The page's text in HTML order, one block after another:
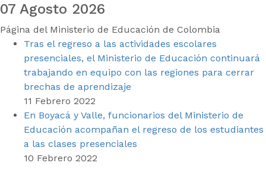
07 Agosto 2026
Página del Ministerio de Educación de Colombia
Tras el regreso a las actividades escolares
presenciales, el Ministerio de Educación continuará
trabajando en equipo con las regiones para cerrar
brechas de aprendizaje
11 Febrero 2022
En Boyacá y Valle, funcionarios del Ministerio de
Educación acompañan el regreso de los estudiantes
a las clases presenciales
10 Febrero 2022